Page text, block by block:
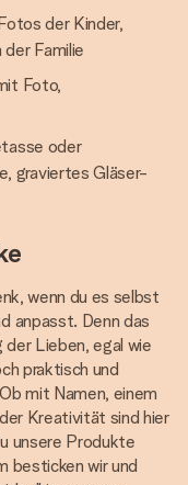
der Kinder,
Familie
Foto,
oder
graviertes Gläser-
wenn du es selbst
anpasst. Denn das
Lieben, egal wie
praktisch und
mit Namen, einem
Kreativität sind hier
unsere Produkte
besticken wir und